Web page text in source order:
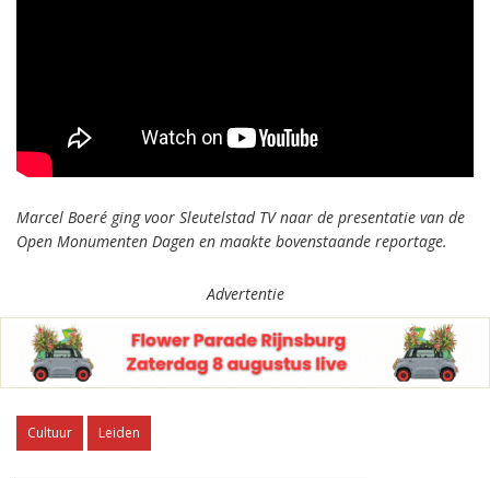
Marcel Boeré ging voor Sleutelstad TV naar de presentatie van de
Open Monumenten Dagen en maakte bovenstaande reportage.
Advertentie
Cultuur Leiden